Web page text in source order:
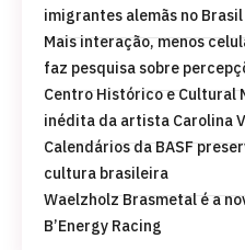
imigrantes alemãs no Brasil
Mais interação, menos
faz pesquisa sobre
Centro Histórico e Cultural
inédita da artista Carolina
Calendários da BASF
cultura brasileira
Waelzholz Brasmetal é a
B’Energy Racing